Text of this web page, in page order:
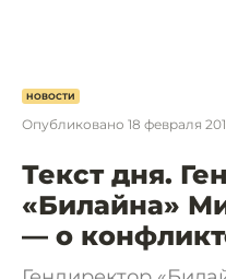
НОВОСТИ
Опубликовано 18 февраля
Текст дня.
«Билайна»
— о